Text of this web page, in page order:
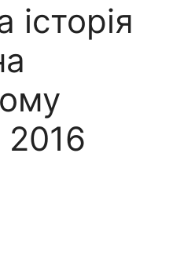
історія
2016